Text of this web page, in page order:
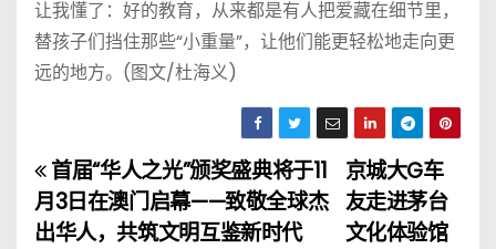
让我懂了：好的教育，从来都是有人把爱藏在细节里，
替孩子们挡住那些“小重量”，让他们能更轻松地走向更
远的地方。(图文/杜海义)
文
章
京城大G车
友走进茅台
文化体验馆
首届“华人之光”颁奖盛典将于11
月3日在澳门启幕——致敬全球杰
出华人，共筑文明互鉴新时代